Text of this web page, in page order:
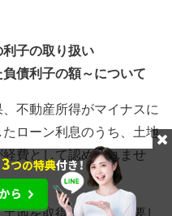
子の取り扱い
債利子の額～について
不動産所得がマイナスに
ローン利息のうち、土地
費として認められませ
地を取得するために要し